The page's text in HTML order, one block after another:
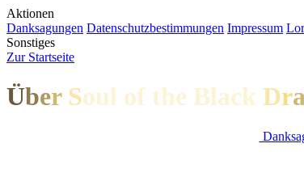
Aktionen
Danksagungen Datenschutzbestimmungen Impressum L
Sonstiges
Zur Startseite
Über Soul of the Black Dr